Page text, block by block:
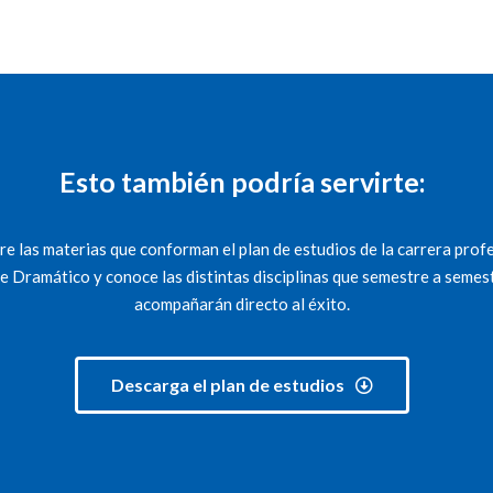
Esto también podría servirte:
las materias que conforman el plan de estudios de la carrera
Dramático y conoce las distintas disciplinas que semestre a
acompañarán directo al éxito.
Descarga el plan de estudios